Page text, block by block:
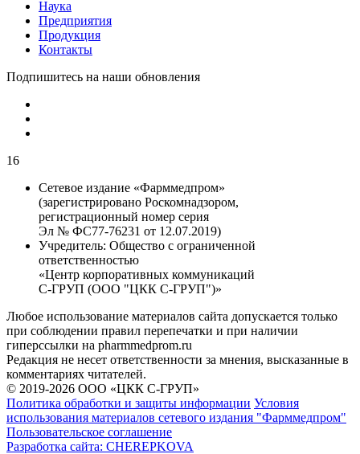
Наука
Предприятия
Продукция
Контакты
Подпишитесь на наши обновления
16
Сетевое издание «Фарммедпром»
(зарегистрировано Роскомнадзором,
регистрационный номер серия
Эл № ФС77-76231 от 12.07.2019)
Учредитель: Общество с ограниченной
ответственностью
«Центр корпоративных коммуникаций
С-ГРУП (ООО "ЦКК С-ГРУП")»
Любое использование материалов сайта допускается только
при соблюдении правил перепечатки и при наличии
гиперссылки на pharmmedprom.ru
Редакция не несет ответственности за мнения, высказанные в
комментариях читателей.
© 2019-2026 ООО «ЦКК С-ГРУП»
Политика обработки и защиты информации Условия
использования материалов сетевого издания "Фарммедпром"
Пользовательское соглашение
Разработка сайта: CHEREPKOVA